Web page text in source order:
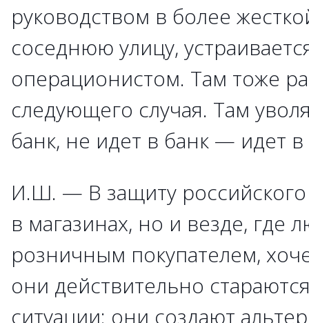
руководством в более
соседнюю улицу,
операционистом. Там тоже
следующего случая. Там
банк, не идет в банк — идет
И.Ш. — В защиту российского
в магазинах, но и везде, где
розничным покупателем,
они действительно
ситуации: они создают